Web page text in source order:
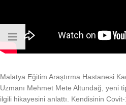
Malatya Eğitim Araştırma Hastanesi
Uzmanı Mehmet Mete Altundağ, yeni
ilgili hikayesini anlattı. Kendisinin